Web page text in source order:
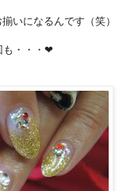
いになるんです（笑）
も・・・❤